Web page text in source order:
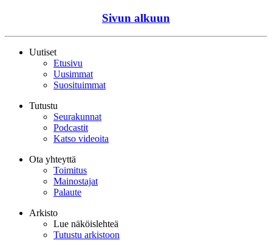
Sivun alkuun
Uutiset
Etusivu
Uusimmat
Suosituimmat
Tutustu
Seurakunnat
Podcastit
Katso videoita
Ota yhteyttä
Toimitus
Mainostajat
Palaute
Arkisto
Lue näköislehteä
Tutustu arkistoon